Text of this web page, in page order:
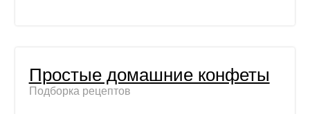
Простые домашние конфеты
Подборка рецептов